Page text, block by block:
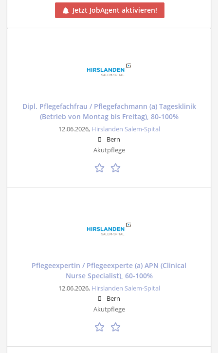
Jetzt JobAgent aktivieren!
Dipl. Pflegefachfrau / Pflegefachmann (a) Tagesklinik
(Betrieb von Montag bis Freitag), 80-100%
12.06.2026, Hirslanden Salem-Spital
Bern
Akutpflege
Pflegeexpertin / Pflegeexperte (a) APN (Clinical
Nurse Specialist), 60-100%
12.06.2026, Hirslanden Salem-Spital
Bern
Akutpflege